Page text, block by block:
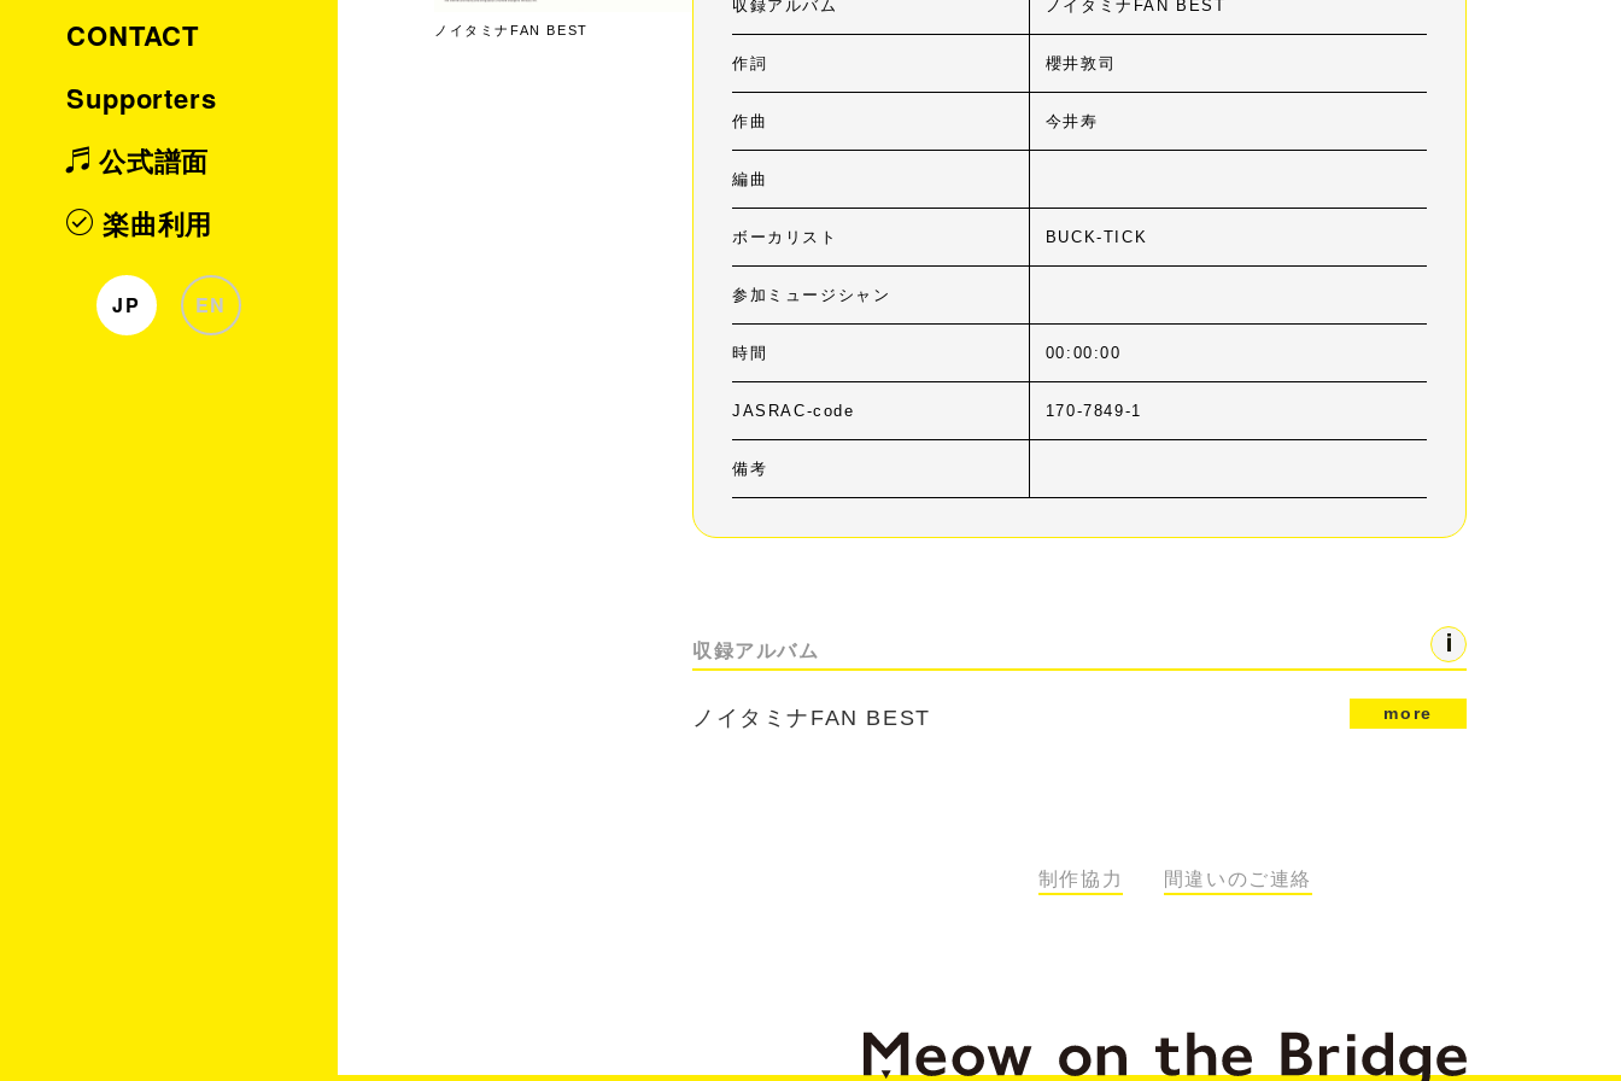
CONTACT
Supporters
公式譜面
楽曲利用
JP EN
ノイタミナFAN BEST
収録アルバム ノイタミナFAN BEST
作詞 櫻井敦司
作曲 今井寿
編曲
ボーカリスト BUCK-TICK
参加ミュージシャン
時間 00:00:00
JASRAC-code 170-7849-1
備考
収録アルバム
ノイタミナFAN BEST more
制作協力 間違いのご連絡